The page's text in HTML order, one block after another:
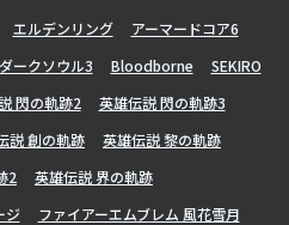
エルデンリング
アーマードコア6
ダークソウル3 Bloodborne
SEKIRO
閃の軌跡2
英雄伝説 閃の軌跡3
説 創の軌跡
英雄伝説 黎の軌跡
2
英雄伝説 界の軌跡
ジ
ファイアーエムブレム 風花雪月